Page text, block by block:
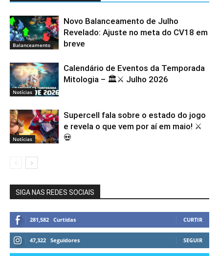
Balanceamento
Novo Balanceamento de Julho
Revelado: Ajuste no meta do CV18 em
breve
Notícias
Calendário de Eventos da Temporada
Mitologia – 🏛️⚔️ Julho 2026
Notícias
Supercell fala sobre o estado do jogo
e revela o que vem por aí em maio! ⚔️
💀
SIGA NAS REDES SOCIAIS
281,582 Curtidas CURTIR
47,322 Seguidores SEGUIR